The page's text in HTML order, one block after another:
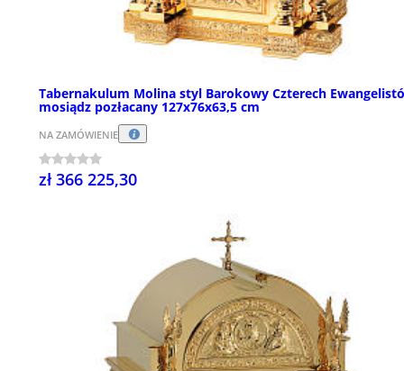
Tabernakulum Molina styl Barokowy Czterech
mosiądz pozłacany 127x76x63,5 cm
NA ZAMÓWIENIE
zł 366 225,30